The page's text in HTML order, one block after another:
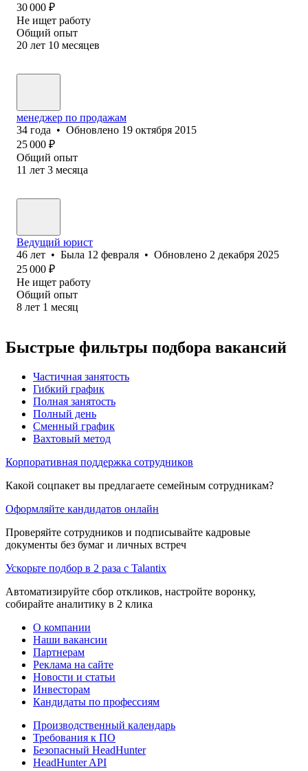
30 000 ₽
Не ищет работу
Общий опыт
20 лет 10 месяцев
менеджер по продажам
34 года • Обновлено 19 октября 2015
25 000 ₽
Общий опыт
11 лет 3 месяца
Ведущий юрист
46 лет • Была 12 февраля • Обновлено 2 декабря 2025
25 000 ₽
Не ищет работу
Общий опыт
8 лет 1 месяц
Быстрые фильтры подбора вакансий
Частичная занятость
Гибкий график
Полная занятость
Полный день
Сменный график
Вахтовый метод
Корпоративная поддержка сотрудников
Какой соцпакет вы предлагаете семейным сотрудникам?
Оформляйте кандидатов онлайн
Проверяйте сотрудников и подписывайте кадровые
документы без бумаг и личных встреч
Ускорьте подбор в 2 раза с Talantix
Автоматизируйте сбор откликов, настройте воронку,
собирайте аналитику в 2 клика
О компании
Наши вакансии
Партнерам
Реклама на сайте
Новости и статьи
Инвесторам
Кандидаты по профессиям
Производственный календарь
Требования к ПО
Безопасный HeadHunter
HeadHunter API